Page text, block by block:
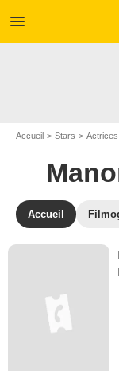
menu
Accueil Stars Actrices
Accueil